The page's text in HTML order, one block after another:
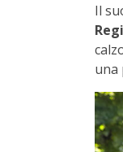
Il
una